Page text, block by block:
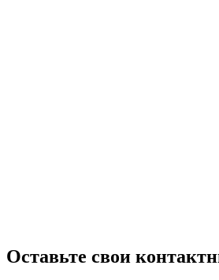
Оставьте свои